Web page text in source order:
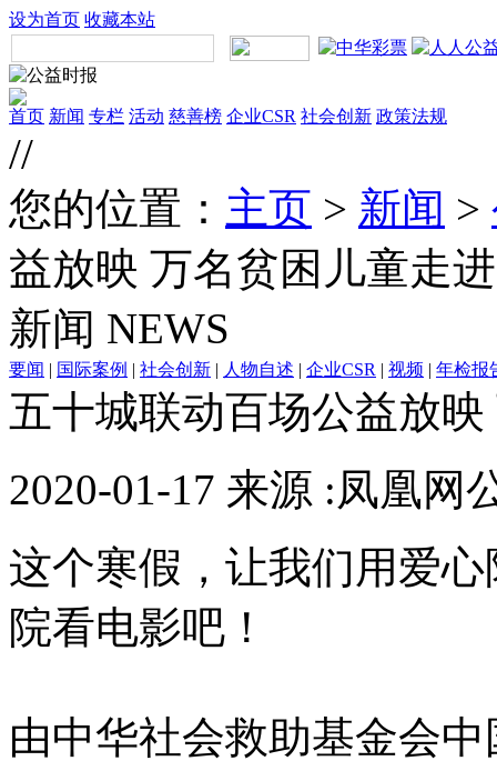
设为首页 收藏本站
首页 新闻 专栏 活动 慈善榜 企业CSR 社会创新 政策法规
//
您的位置： 主页 > 新闻 >
益放映 万名贫困儿童走
新闻 NEWS
要闻 | 国际案例 | 社会创新 | 人物自述 | 企业CSR | 视频 | 年检报
五十城联动百场公益放
2020-01-17 来源 :凤凰网
这个寒假，让我们用爱
院看电影吧！
由中华社会救助基金会